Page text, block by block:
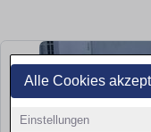
Alle Cookies
Einstellungen